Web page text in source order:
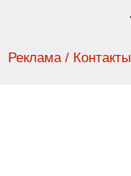
Реклама / Контакты